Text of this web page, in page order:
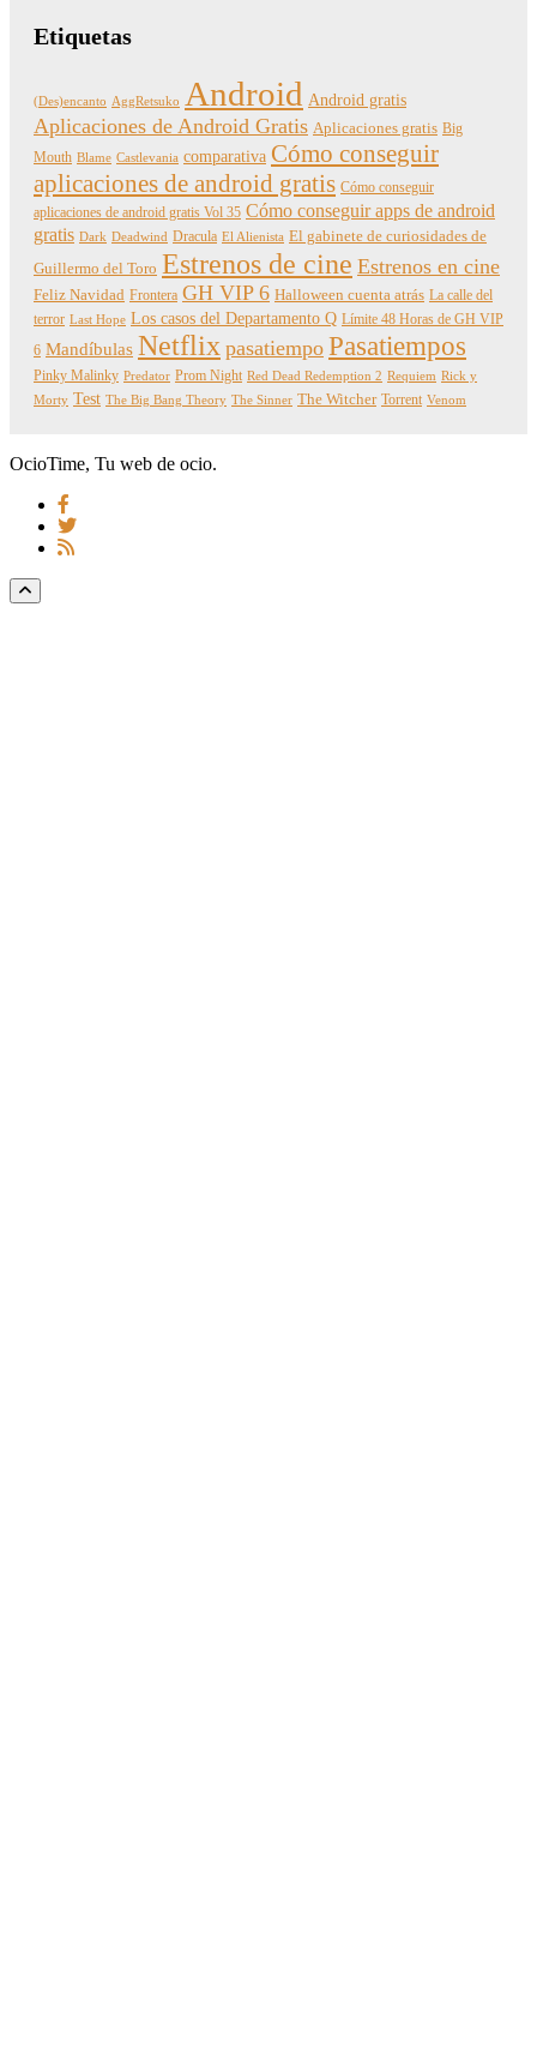
Etiquetas
(Des)encanto AggRetsuko Android Android gratis
Aplicaciones de Android Gratis Aplicaciones gratis Big
Mouth Blame Castlevania comparativa Cómo conseguir
aplicaciones de android gratis Cómo conseguir
aplicaciones de android gratis Vol 35 Cómo conseguir apps de android
gratis Dark Deadwind Dracula El Alienista El gabinete de curiosidades de
Guillermo del Toro Estrenos de cine Estrenos en cine
Feliz Navidad Frontera GH VIP 6 Halloween cuenta atrás La calle del
terror Last Hope Los casos del Departamento Q Límite 48 Horas de GH VIP
6 Mandíbulas Netflix pasatiempo Pasatiempos
Pinky Malinky Predator Prom Night Red Dead Redemption 2 Requiem Rick y
Morty Test The Big Bang Theory The Sinner The Witcher Torrent Venom
OcioTime, Tu web de ocio.